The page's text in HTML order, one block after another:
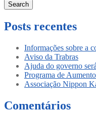
Search
Posts recentes
Informações sobre a
Aviso da Trabras
Ajuda do governo
Programa de
Associação Nippon
Comentários